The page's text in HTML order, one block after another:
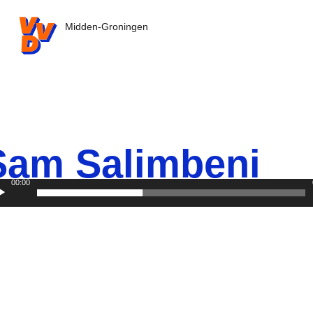
VVD.nl - Ga naar de homepage
Midden-Groningen
Salimbeni
00:00